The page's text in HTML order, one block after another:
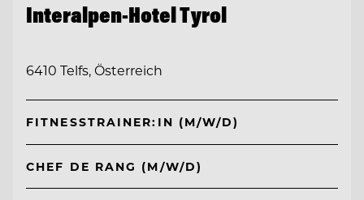
Interalpen-Hotel Tyrol
6410 Telfs, Österreich
FITNESSTRAINER:IN (M/W/D)
CHEF DE RANG (M/W/D)